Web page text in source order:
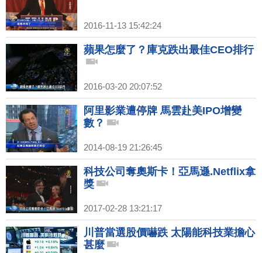
2016-11-13 15:42:24
蘋果怎麼了？庫克跌出最佳CEO排行
2016-03-20 20:07:52
阿里影業遭停牌 馬雲赴美IPO增變
數？
2014-08-19 21:26:45
科技公司奪奧斯卡！亞馬遜.Netflix拿
獎
2017-02-28 13:21:17
川普當選股價嚇跌 太陽能科技業擔心
甚麼